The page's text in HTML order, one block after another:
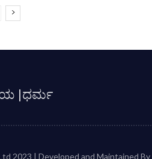
|ಧರ್ಮ
2023 | Developed and Maintained By